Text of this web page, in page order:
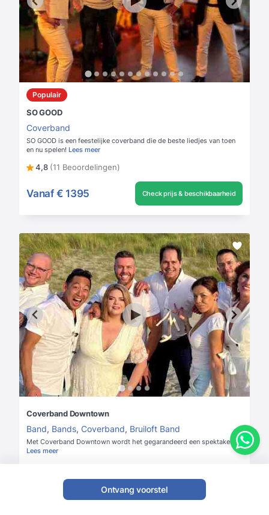
Populair
SO GOOD
Coverband
SO GOOD is een feestelijke coverband die de beste liedjes van toen
en nu spelen! Lees meer
4,8 (11 Beoordelingen)
Vanaf € 1395 Check prijs & beschikbaarheid
Coverband Downtown
Band, Bands, Coverband, Bruiloft Band
Met Coverband Downtown wordt het gegarandeerd een spektakel!
Lees meer
€ 2295 Check prijs & beschikbaarheid
Ontvang voorstel